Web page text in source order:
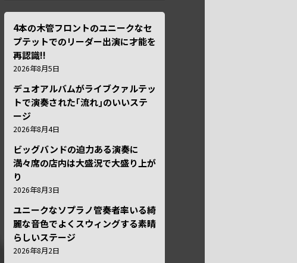
4本の木管フロントのユニークなセ
プテットでのリーダー出演に才能を
再認識!!
2026年8月5日
デュオアルバムがライブクァルテッ
トで演奏された｢流れ｣のいいステ
ージ
2026年8月4日
ビッグバンドの迫力ある演奏に
満々席の店内は大盛況で大盛り上が
り
2026年8月3日
ユニークなソプラノ管奏者率いる綺
麗な音色でよくスウィングする素晴
らしいステージ
2026年8月2日